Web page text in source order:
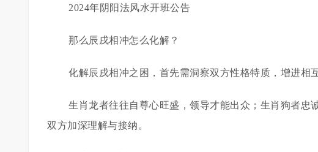
2024年阴阳法风水开班公告
那么辰戌相冲怎么化解？
化解辰戌相冲之困，首先需洞察双方性格特质，增进相
生肖龙者往往自尊心旺盛，领导才能出众；生肖狗者忠
双方加深理解与接纳。